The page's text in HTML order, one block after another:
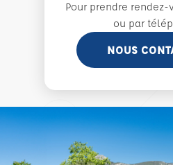
Pour prendre
ou par
NOUS